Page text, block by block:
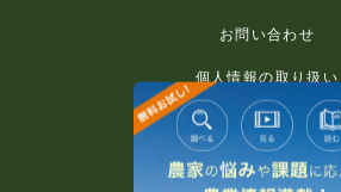
お問い合わせ
個人情報の取り扱い
免責事項
利用規約